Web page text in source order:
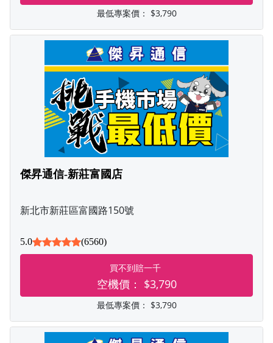
最低專案價： $3,790
傑昇通信-新莊富國店
新北市新莊區富國路150號
5.0 (6560)
買不到賠一千
空機價： $3,790
最低專案價： $3,790